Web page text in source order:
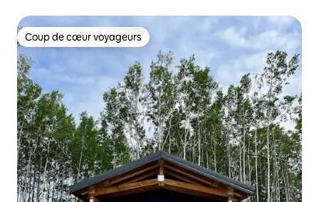
Coup de cœur voyageurs
Coup de cœur voyageurs